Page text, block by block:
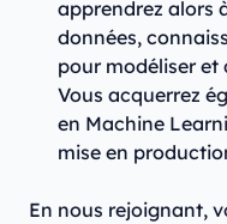
apprendrez alors
données,
pour modéliser et
Vous acquerrez
en Machine
mise en
En nous rejoignant,